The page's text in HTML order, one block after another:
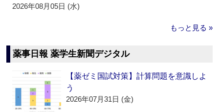
2026年08月05日 (水)
もっと見る »
薬事日報 薬学生新聞デジタル
【薬ゼミ国試対策】計算問題を意識しよ
う
2026年07月31日 (金)